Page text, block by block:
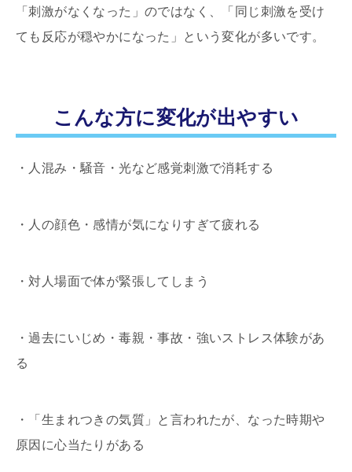
「刺激がなくなった」のではなく、「同じ刺激を受け
ても反応が穏やかになった」という変化が多いです。
こんな方に変化が出やすい
・人混み・騒音・光など感覚刺激で消耗する
・人の顔色・感情が気になりすぎて疲れる
・対人場面で体が緊張してしまう
・過去にいじめ・毒親・事故・強いストレス体験があ
る
・「生まれつきの気質」と言われたが、なった時期や
原因に心当たりがある